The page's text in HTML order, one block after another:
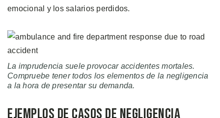
emocional y los salarios perdidos.
La imprudencia suele provocar accidentes mortales.
Compruebe tener todos los elementos de la negligencia
a la hora de presentar su demanda.
Ejemplos de Casos de Negligencia